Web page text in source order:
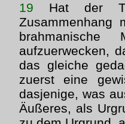
19 Hat der
Zusammenhang
aufzuerwecken,
das gleiche
zuerst eine
dasjenige, was
Äußeres, als